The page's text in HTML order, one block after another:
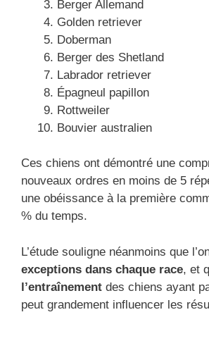
Berger Allemand
Golden retriever
Doberman
Berger des Shetland
Labrador retriever
Épagneul papillon
Rottweiler
Bouvier australien
Ces chiens ont démontré une
nouveaux ordres en moins de 5
une obéissance à la première
% du temps.
L’étude souligne néanmoins que
exceptions dans chaque race, et
l’entraînement des chiens ayant
peut grandement influencer les